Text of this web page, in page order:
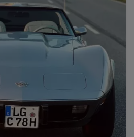
Ford Jaguar
Dodge